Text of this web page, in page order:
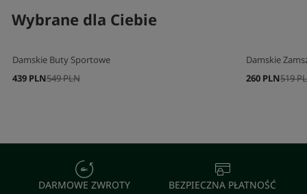
Wybrane dla Ciebie
Damskie Buty Sportowe
549 PLN
439 PLN
Damskie
519
260 PLN
DARMOWE ZWROTY BEZPIECZNA PŁATNOŚĆ